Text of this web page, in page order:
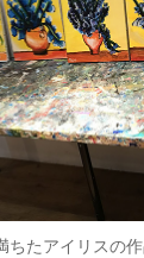
ちたアイリスの